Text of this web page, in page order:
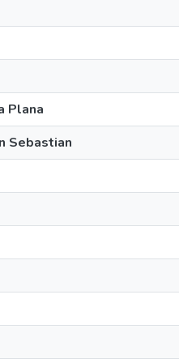
Plana
Sebastian